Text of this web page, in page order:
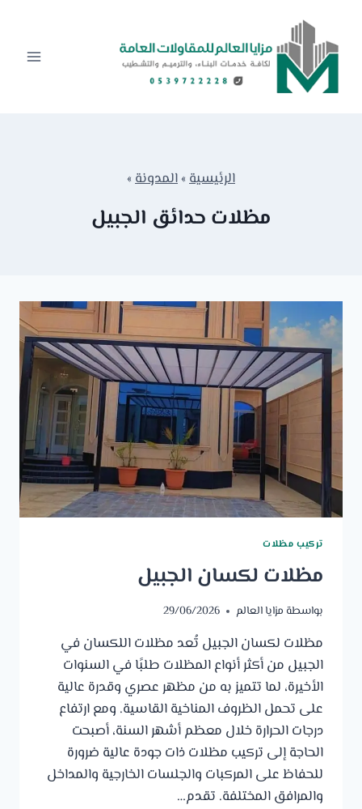
المحتوى
الرئيسية»المدونة»
مظلات حدائق الجبيل
تركيب مظلات
مظلات لكسان الجبيل
بواسطة مزايا العالم 29/06/2026
مظلات لكسان الجبيل تُعد مظلات اللكسان في
الجبيل من أكثر أنواع المظلات طلبًا في السنوات
الأخيرة، لما تتميز به من مظهر عصري وقدرة عالية
على تحمل الظروف المناخية القاسية. ومع ارتفاع
درجات الحرارة خلال معظم أشهر السنة، أصبحت
الحاجة إلى تركيب مظلات ذات جودة عالية ضرورة
للحفاظ على المركبات والجلسات الخارجية والمداخل
والمرافق المختلفة. تقدم…